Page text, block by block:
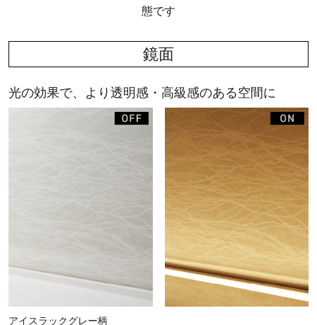
態です
鏡面
光の効果で、より透明感・高級感のある空間に
アイスラックグレー柄